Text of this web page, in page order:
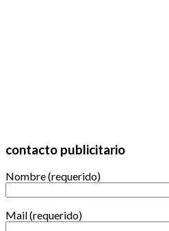
contacto publicitario
Nombre (requerido)
Mail (requerido)